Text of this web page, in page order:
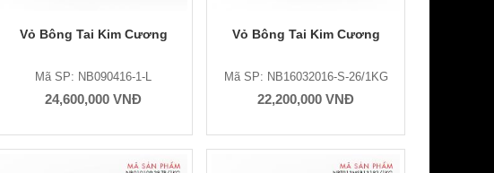
Vỏ Bông Tai Kim Cương
Mã SP: NB090416-1-L
24,600,000 VNĐ
Vỏ Bông Tai Kim Cương
Mã SP: NB16032016-S-26/1KG
22,200,000 VNĐ